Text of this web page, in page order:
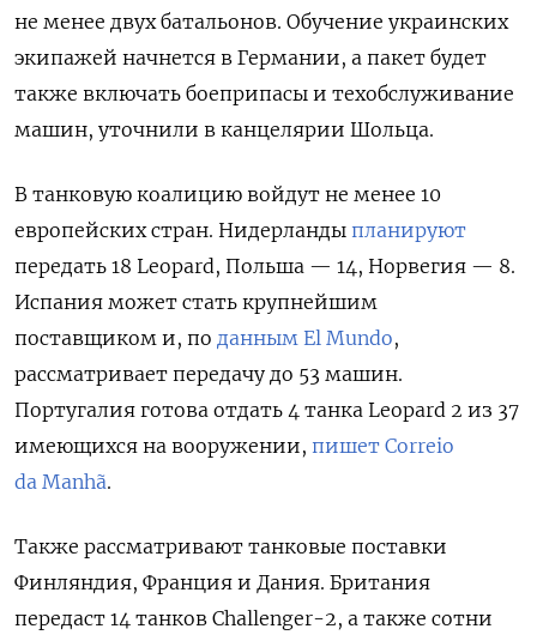
не менее двух батальонов. Обучение украинских
экипажей начнется в Германии, а пакет будет
также включать боеприпасы и техобслуживание
машин, уточнили в канцелярии Шольца.
В танковую коалицию войдут не менее 10
европейских стран. Нидерланды планируют
передать 18 Leopard, Польша — 14, Норвегия — 8.
Испания может стать крупнейшим
поставщиком и, по данным El Mundo,
рассматривает передачу до 53 машин.
Португалия готова отдать 4 танка Leopard 2 из 37
имеющихся на вооружении, пишет Correio
da Manhã.
Также рассматривают танковые поставки
Финляндия, Франция и Дания. Британия
передаст 14 танков Challenger-2, а также сотни